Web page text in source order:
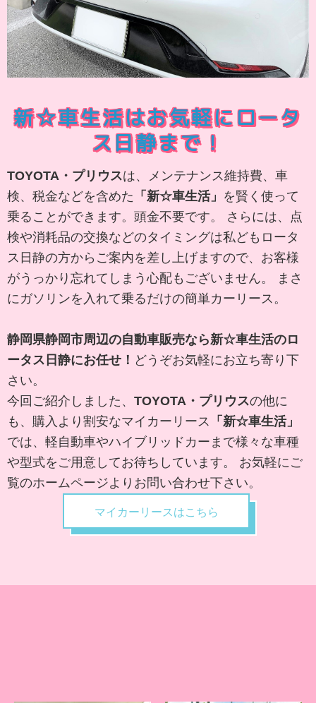
新☆車生活はお気軽にロータ
ス日静まで！
TOYOTA・プリウスは、メンテナンス維持費、車
検、税金などを含めた 「新☆車生活」 を賢く使って
乗ることができます。頭金不要です。 さらには、点
検や消耗品の交換などのタイミングは私どもロータ
ス日静の方からご案内を差し上げますので、お客様
がうっかり忘れてしまう心配もございません。 まさ
にガソリンを入れて乗るだけの簡単カーリース。
静岡県静岡市周辺の自動車販売なら新☆車生活のロ
ータス日 静にお任せ！ どうぞお気軽にお立ち寄り下
さい。
今回ご紹介しました、 TOYOTA・プリウスの他に
も、購入より割安なマイカーリース
「新☆車生活」
では、軽自動車やハイブリッドカーまで様々な車種
や型式をご用意してお待ちしています。 お気軽にご
覧のホームページよりお問い合わせ下さい。
マイカーリースはこちら